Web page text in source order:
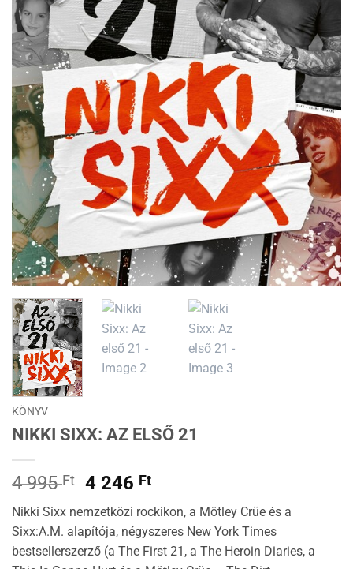
KÖNYV
NIKKI SIXX: AZ ELSŐ 21
4 995Ft
Original
price
was:
4
995 Ft.
4 246 FtCurrent
price
is:
4
246 Ft.
Nikki Sixx nemzetközi rockikon, a Mötley Crüe és a
Sixx:A.M. alapítója, négyszeres New York Times
bestsellerszerző (a The First 21, a The Heroin Diaries, a